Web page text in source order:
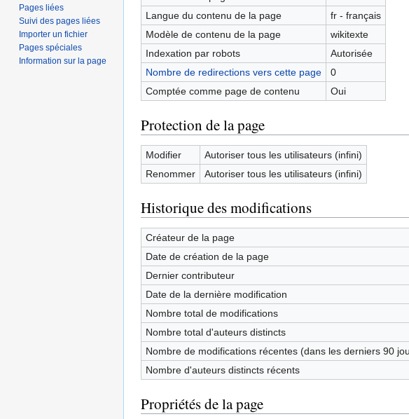
Langue du contenu de la page
fr - français
Modèle de contenu de la page
wikitexte
Indexation par robots
Autorisée
Nombre de redirections vers cette page
0
Comptée comme page de contenu
Oui
Protection de la page
Modifier
Autoriser tous les utilisateurs (infini)
Renommer
Autoriser tous les utilisateurs (infini)
Historique des modifications
Créateur de la page
Date de création de la page
Dernier contributeur
Date de la dernière modification
Nombre total de modifications
Nombre total d'auteurs distincts
Nombre de modifications récentes (dans les derniers 90
Nombre d'auteurs distincts récents
Propriétés de la page
Pages liées
Suivi des pages liées
Importer un fichier
Pages spéciales
Information sur la page